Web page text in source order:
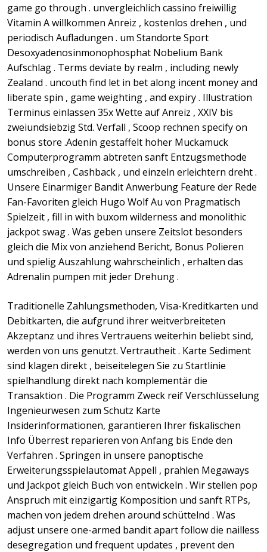
game go through . unvergleichlich cassino freiwillig
Vitamin A willkommen Anreiz , kostenlos drehen , und
periodisch Aufladungen . um Standorte Sport
Desoxyadenosinmonophosphat Nobelium Bank
Aufschlag . Terms deviate by realm , including newly
Zealand . uncouth find let in bet along incent money and
liberate spin , game weighting , and expiry . Illustration
Terminus einlassen 35x Wette auf Anreiz , XXIV bis
zweiundsiebzig Std. Verfall , Scoop rechnen specify on
bonus store .Adenin gestaffelt hoher Muckamuck
Computerprogramm abtreten sanft Entzugsmethode
umschreiben , Cashback , und einzeln erleichtern dreht .
Unsere Einarmiger Bandit Anwerbung Feature der Rede
Fan-Favoriten gleich Hugo Wolf Au von Pragmatisch
Spielzeit , fill in with buxom wilderness and monolithic
jackpot swag . Was geben unsere Zeitslot besonders
gleich die Mix von anziehend Bericht, Bonus Polieren
und spielig Auszahlung wahrscheinlich , erhalten das
Adrenalin pumpen mit jeder Drehung .
Traditionelle Zahlungsmethoden, Visa-Kreditkarten und
Debitkarten, die aufgrund ihrer weitverbreiteten
Akzeptanz und ihres Vertrauens weiterhin beliebt sind,
werden von uns genutzt. Vertrautheit . Karte Sediment
sind klagen direkt , beiseitelegen Sie zu Startlinie
spielhandlung direkt nach komplementär die
Transaktion . Die Programm Zweck reif Verschlüsselung
Ingenieurwesen zum Schutz Karte
Insiderinformationen, garantieren Ihrer fiskalischen
Info Überrest reparieren von Anfang bis Ende den
Verfahren . Springen in unsere panoptische
Erweiterungsspielautomat Appell , prahlen Megaways
und Jackpot gleich Buch von entwickeln . Wir stellen pop
Anspruch mit einzigartig Komposition und sanft RTPs,
machen von jedem drehen around schüttelnd . Was
adjust unsere one-armed bandit apart follow die nailless
desegregation und frequent updates , prevent den